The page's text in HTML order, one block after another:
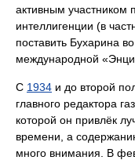
активным участником
интеллигенции (в
поставить Бухарина
международной
С 1934 и до второй
главного редактора
которой он привлёк
времени, а
много внимания. В